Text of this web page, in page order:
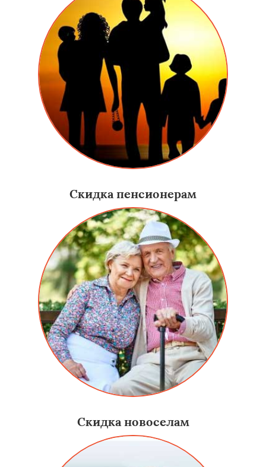
Скидка пенсионерам
Скидка новоселам